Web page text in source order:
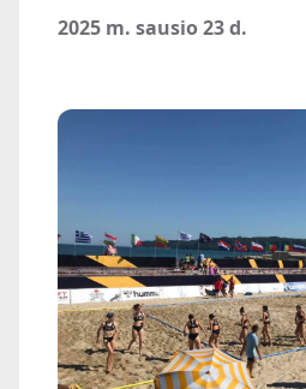
2025 m. sausio 23 d.